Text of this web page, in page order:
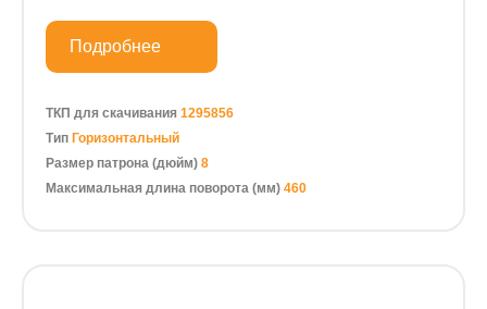
Подробнее
ТКП для скачивания 1295856
Тип Горизонтальный
Размер патрона (дюйм) 8
Максимальная длина поворота (мм) 460